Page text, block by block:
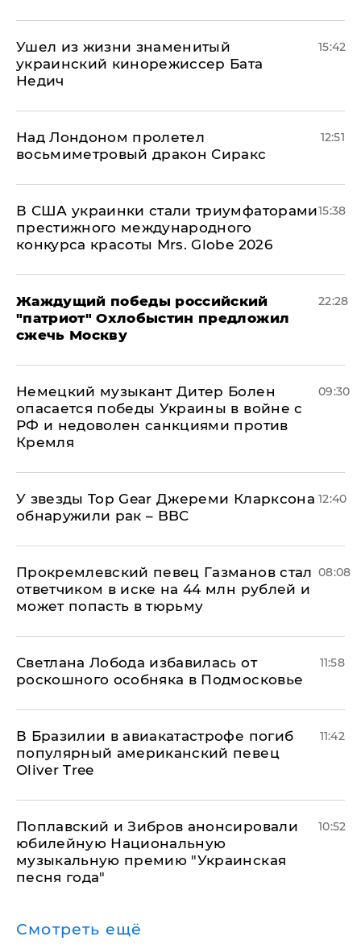
Ушел из жизни знаменитый
украинский кинорежиссер Бата
Недич
15:42
Над Лондоном пролетел
восьмиметровый дракон Сиракс
12:51
В США украинки стали триумфаторами
престижного международного
конкурса красоты Mrs. Globe 2026
15:38
Жаждущий победы российский
"патриот" Охлобыстин предложил
сжечь Москву
22:28
Немецкий музыкант Дитер Болен
опасается победы Украины в войне с
РФ и недоволен санкциями против
Кремля
09:30
У звезды Top Gear Джереми Кларксона
обнаружили рак – BBC
12:40
Прокремлевский певец Газманов стал
ответчиком в иске на 44 млн рублей и
может попасть в тюрьму
08:08
Светлана Лобода избавилась от
роскошного особняка в Подмосковье
11:58
В Бразилии в авиакатастрофе погиб
популярный американский певец
Oliver Tree
11:42
Поплавский и Зибров анонсировали
юбилейную Национальную
музыкальную премию "Украинская
песня года"
10:52
Смотреть ещё